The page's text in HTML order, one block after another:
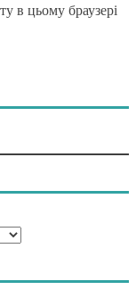
в цьому браузері